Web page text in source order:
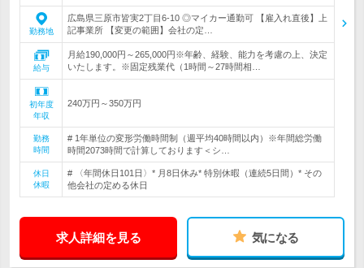
勤務地
広島県三原市皆実2丁目6-10 ◎マイカー通勤可 【雇入れ直後】上
記事業所 【変更の範囲】会社の定…
給与
月給190,000円～265,000円※年齢、経験、能力を考慮の上、決定
いたします。※固定残業代（1時間～27時間相…
初年度
年収
240万円～350万円
勤務
時間
# 1年単位の変形労働時間制（週平均40時間以内）※年間総労働
時間2073時間で計算しております＜シ…
休日
休暇
# 〈年間休日101日〉* 月8日休み* 特別休暇（連続5日間）* その
他会社の定める休日
求人詳細を見る 気になる